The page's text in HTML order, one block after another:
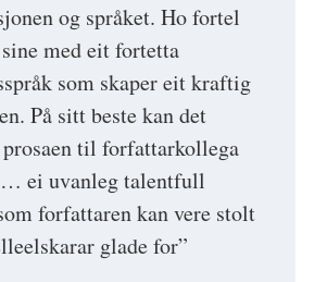
og språket. Ho fortel
med eit fortetta
som skaper eit kraftig
På sitt beste kan det
til forfattarkollega
… ei uvanleg talentfull
forfattaren kan vere stolt
glade for”